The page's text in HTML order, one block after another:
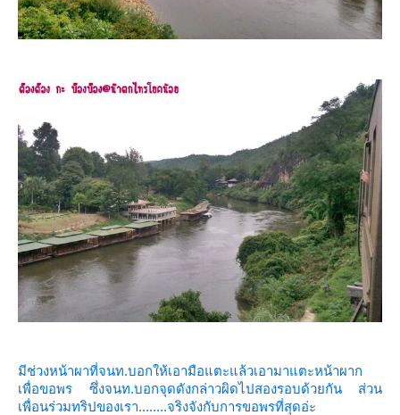
มีช่วงหน้าผาที่จนท.บอกให้เอามือแตะแล้วเอามาแตะหน้าผาก
เพื่อขอพร ซึ่งจนท.บอกจุดดังกล่าวผิดไปสองรอบด้วยกัน ส่วน
เพื่อนร่วมทริปของเรา........จริงจังกับการขอพรที่สุดอ่ะ